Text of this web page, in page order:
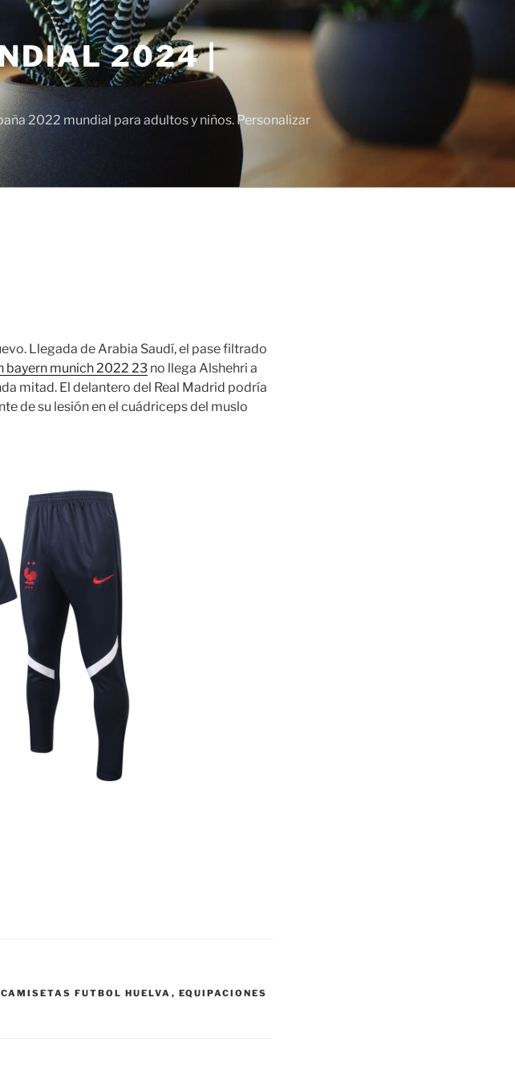
2024 |
2022 mundial para adultos y niños. Personalizar
Llegada de Arabia Saudí, el pase filtrado
bayern munich 2022 23 no llega Alshehri a
mitad. El delantero del Real Madrid podría
de su lesión en el cuádriceps del muslo
CAMISETAS FUTBOL HUELVA , EQUIPACIONES